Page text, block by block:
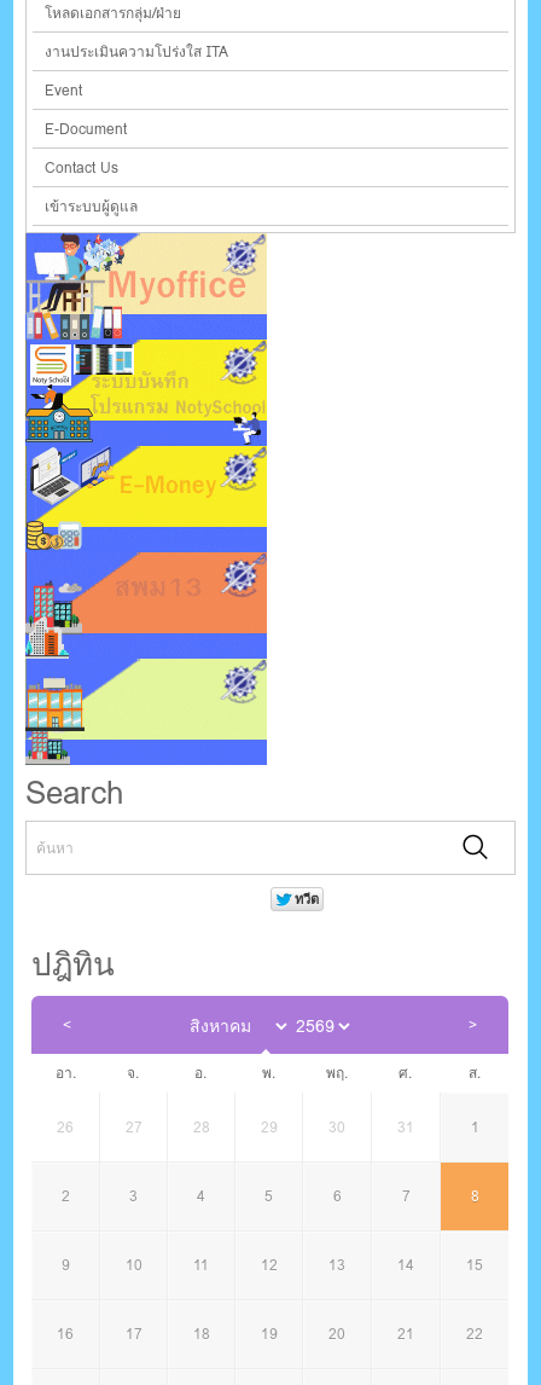
โหลดเอกสารกลุ่ม/ฝ่าย
งานประเมินความโปร่งใส ITA
Event
E-Document
Contact Us
เข้าระบบผู้ดูแล
Search
ปฎิทิน
อา. จ. อ. พ. พฤ. ศ. ส.
26 27 28 29 30 31 1
2 3 4 5 6 7 8
9 10 11 12 13 14 15
16 17 18 19 20 21 22